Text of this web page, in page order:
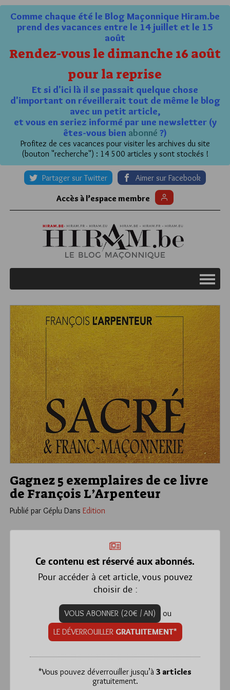
Comme chaque été le Blog Maçonnique Hiram.be
prend des vacances entre le 14 juillet et le 15
août
Rendez-vous le dimanche 16 août
pour la reprise
Et si d'ici là il se passait quelque chose
d'important on réveillerait tout de même le blog
avec un petit article,
et vous en seriez informé par une newsletter (y
êtes-vous bien abonné ?)
Profitez de ces vacances pour visiter les archives du site
(bouton "recherche") : 14 500 articles y sont stockés !
Partager sur Twitter Aimer sur Facebook
Accès à l’espace membre
Gagnez 5 exemplaires de ce livre
de François L’Arpenteur
Publié par Géplu Dans Edition
Ce contenu est réservé aux abonnés.
Pour accéder à cet article, vous pouvez
choisir de :
VOUS ABONNER (20€ / AN)
ou
LE DÉVERROUILLER GRATUITEMENT*
*Vous pouvez déverrouiller jusqu’à 3 articles
gratuitement.